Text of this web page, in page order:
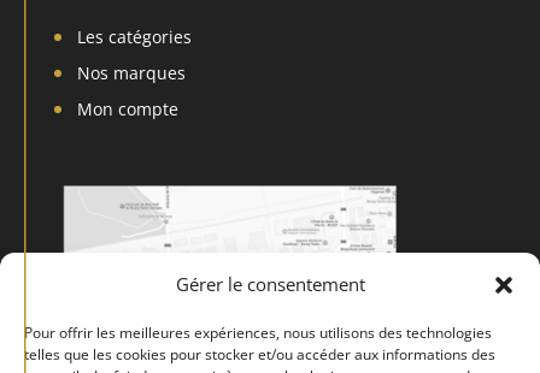
Gérer le consentement
Pour offrir les meilleures expériences, nous utilisons des technologies
telles que les cookies pour stocker et/ou accéder aux informations des
Les catégories
Nos marques
Mon compte